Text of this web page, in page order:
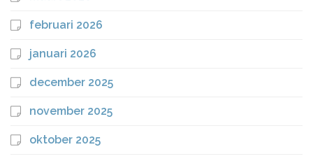
februari 2026
januari 2026
december 2025
november 2025
oktober 2025